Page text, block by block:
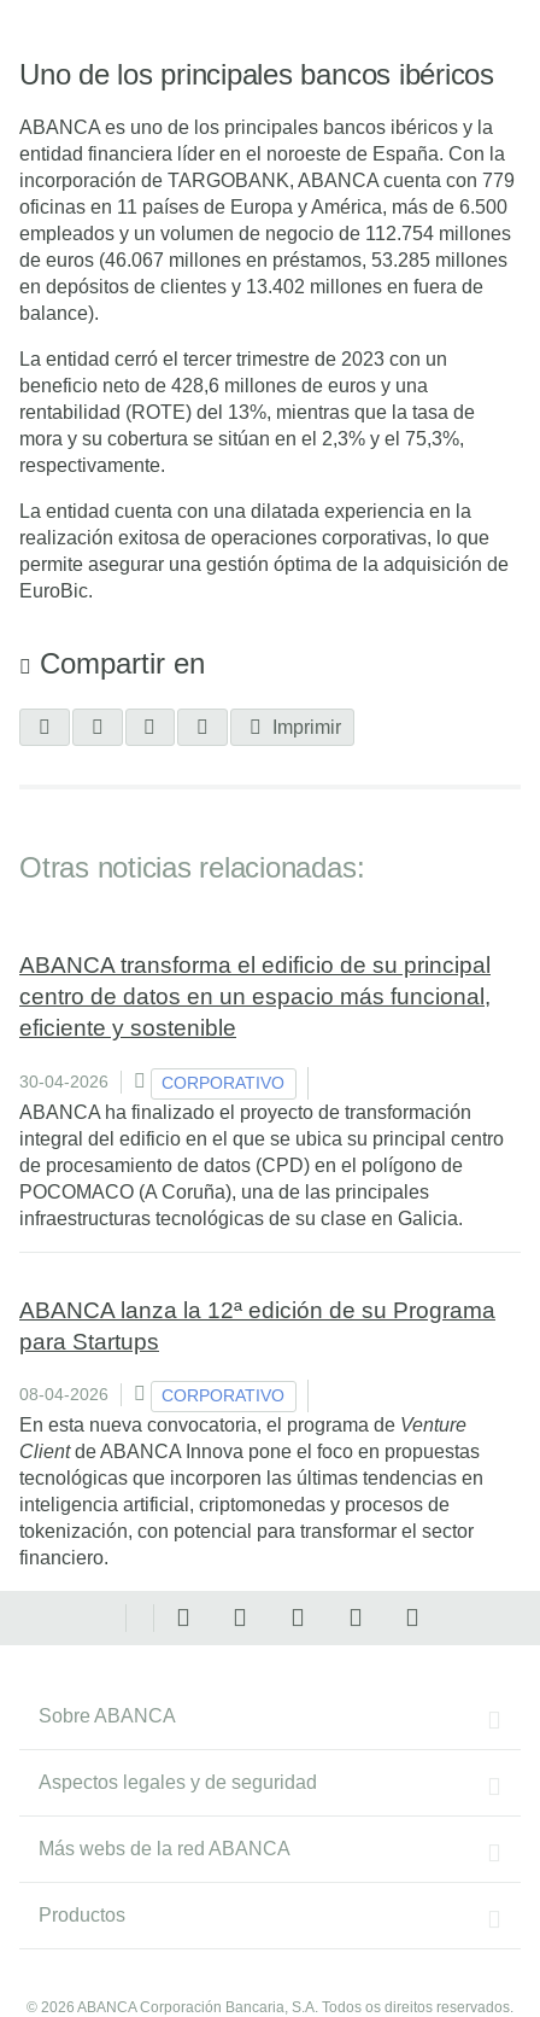
Uno de los principales bancos ibéricos
ABANCA es uno de los principales bancos ibéricos y la
entidad financiera líder en el noroeste de España. Con la
incorporación de TARGOBANK, ABANCA cuenta con 779
oficinas en 11 países de Europa y América, más de 6.500
empleados y un volumen de negocio de 112.754 millones
de euros (46.067 millones en préstamos, 53.285 millones
en depósitos de clientes y 13.402 millones en fuera de
balance).
La entidad cerró el tercer trimestre de 2023 con un
beneficio neto de 428,6 millones de euros y una
rentabilidad (ROTE) del 13%, mientras que la tasa de
mora y su cobertura se sitúan en el 2,3% y el 75,3%,
respectivamente.
La entidad cuenta con una dilatada experiencia en la
realización exitosa de operaciones corporativas, lo que
permite asegurar una gestión óptima de la adquisición de
EuroBic.
Compartir en
Imprimir
Otras noticias relacionadas:
ABANCA transforma el edificio de su principal
centro de datos en un espacio más funcional,
eficiente y sostenible
30-04-2026 CORPORATIVO
ABANCA ha finalizado el proyecto de transformación
integral del edificio en el que se ubica su principal centro
de procesamiento de datos (CPD) en el polígono de
POCOMACO (A Coruña), una de las principales
infraestructuras tecnológicas de su clase en Galicia.
ABANCA lanza la 12ª edición de su Programa
para Startups
08-04-2026 CORPORATIVO
En esta nueva convocatoria, el programa de Venture
Clientde ABANCA Innova pone el foco en propuestas
tecnológicas que incorporen las últimas tendencias en
inteligencia artificial, criptomonedas y procesos de
tokenización, con potencial para transformar el sector
financiero.
Sobre ABANCA
Aspectos legales y de seguridad
Más webs de la red ABANCA
Productos
© 2026 ABANCA Corporación Bancaria, S.A. Todos os direitos reservados.